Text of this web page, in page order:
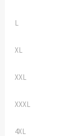
L
XL
XXL
XXXL
4XL